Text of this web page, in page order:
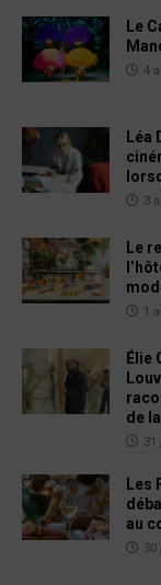
Le
4
Léa
3
Le
1
Élie
de
31
Les
au
30